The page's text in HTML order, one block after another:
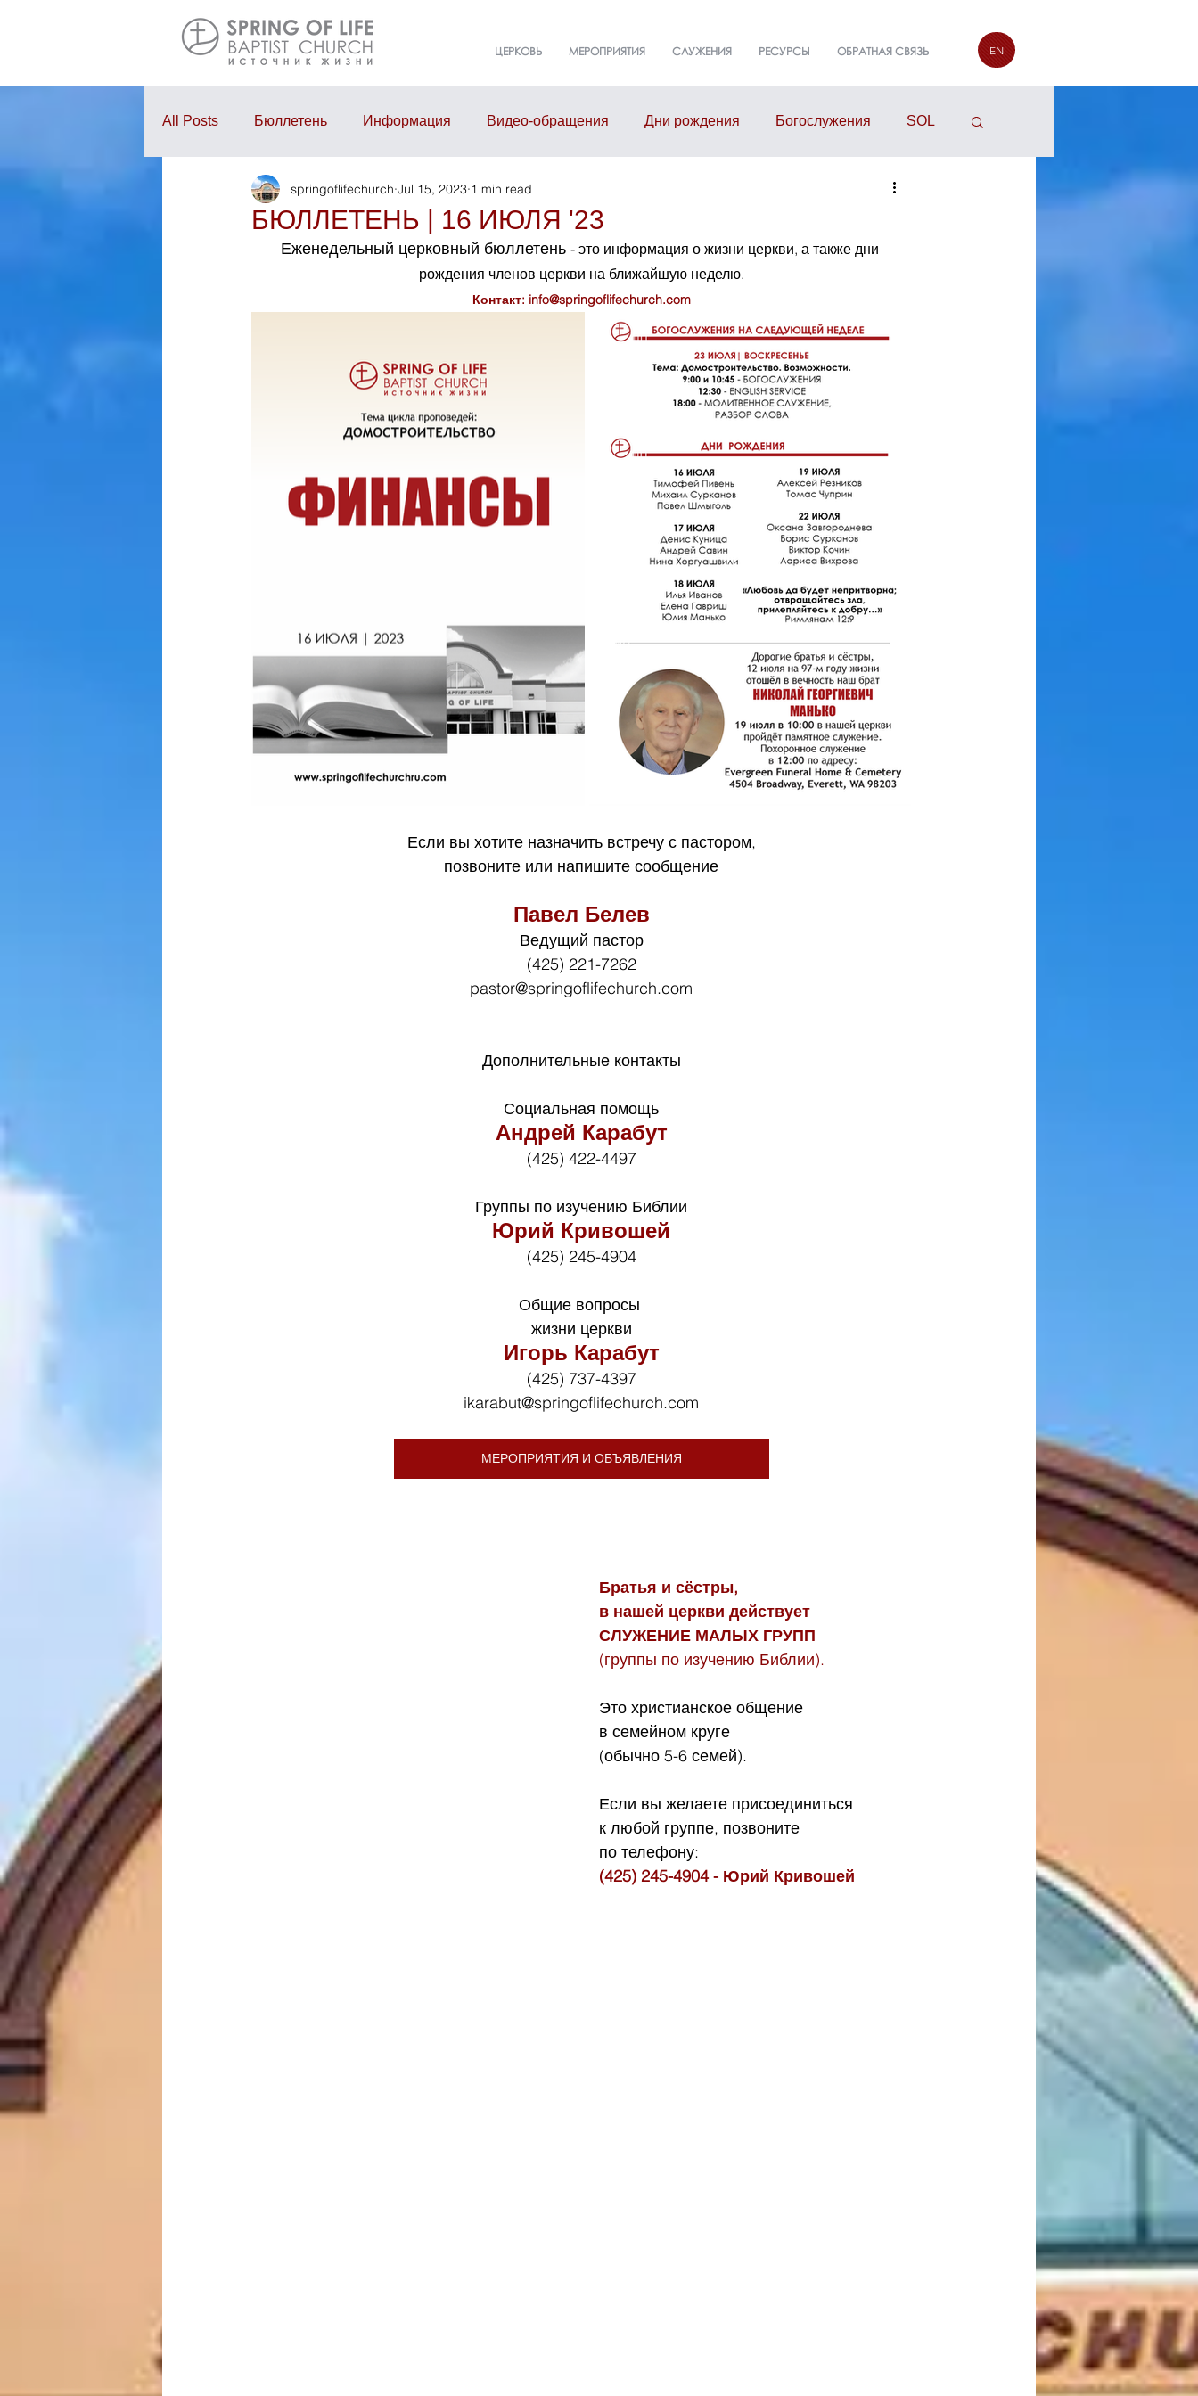
ЦЕРКОВЬ МЕРОПРИЯТИЯ СЛУЖЕНИЯ РЕСУРСЫ ОБРАТНАЯ СВЯЗЬ EN
All Posts Бюллетень Информация Видео-обращения Дни рождения Богослужения SOL
Проповедь Годовой отчёт События
БЮЛЛЕТЕНЬ | 16 ИЮЛЯ '23
springoflifechurch Jul 15, 2023 1 min read
Еженедельный церковный бюллетень - это информация о жизни церкви, а также дни
рождения членов церкви на ближайшую неделю.
Контакт: info@springoflifechurch.com
Если вы хотите назначить встречу с пастором,
позвоните или напишите сообщение
Павел Белев
Ведущий пастор
(425) 221-7262
pastor@springoflifechurch.com
Дополнительные контакты
Социальная помощь
Андрей Карабут
(425) 422-4497
Группы по изучению Библии
Юрий Кривошей
(425) 245-4904
Общие вопросы
жизни церкви
Игорь Карабут
(425) 737-4397
ikarabut@springoflifechurch.com
МЕРОПРИЯТИЯ И ОБЪЯВЛЕНИЯ
Братья и сёстры,
в нашей церкви действует
СЛУЖЕНИЕ МАЛЫХ ГРУПП
(группы по изучению Библии).
Это христианское общение
в семейном круге
(обычно 5-6 семей).
Если вы желаете присоединиться
к любой группе, позвоните
по телефону:
(425) 245-4904 - Юрий Кривошей